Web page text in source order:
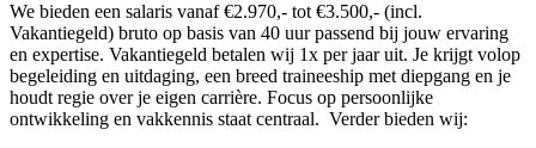
We bieden een salaris vanaf €2.970,- tot €3.500,- (incl.
Vakantiegeld) bruto op basis van 40 uur passend bij jouw ervaring
en expertise. Vakantiegeld betalen wij 1x per jaar uit. Je krijgt volop
begeleiding en uitdaging, een breed traineeship met diepgang en je
houdt regie over je eigen carrière. Focus op persoonlijke
ontwikkeling en vakkennis staat centraal. Verder bieden wij: